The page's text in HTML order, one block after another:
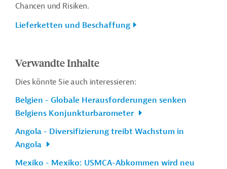
Chancen und Risiken.
Lieferketten und Beschaffung
Verwandte Inhalte
Dies könnte Sie auch interessieren:
Belgien - Globale Herausforderungen senken
Belgiens Konjunkturbarometer
Angola - Diversifizierung treibt Wachstum in
Angola
Mexiko - Mexiko: USMCA-Abkommen wird neu